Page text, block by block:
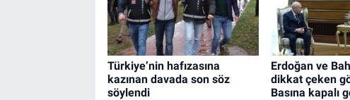
Türkiye’nin hafızasına
kazınan davada son söz
söylendi
Erdoğan ve
dikkat çeken
Basına kapalı